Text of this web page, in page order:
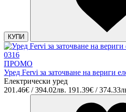
КУПИ
ПРОМО
Уред Fervi за заточване на вериги
Електрически уред
201.46€ / 394.02лв. 191.39€ /